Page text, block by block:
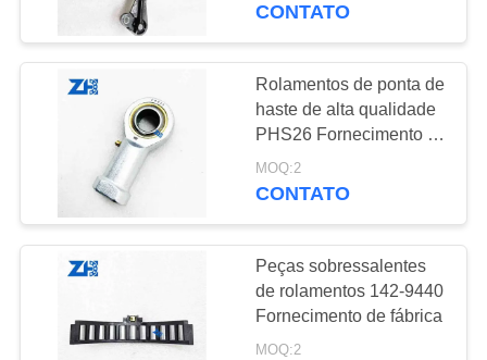
EXCURSÃO
FÁBRICA
CONTROLE
DA
QUALIDADE
CONTACTE-
Rolamento de rolo
do atarraxamento
1281
Rolamentos de
339
CONTATO
Rolamentos de ponta de
haste de alta qualidade
PHS26 Fornecimento de
fábrica
MOQ:2
CONTATO
Peças sobressalentes
de rolamentos 142-9440
Fornecimento de fábrica
MOQ:2